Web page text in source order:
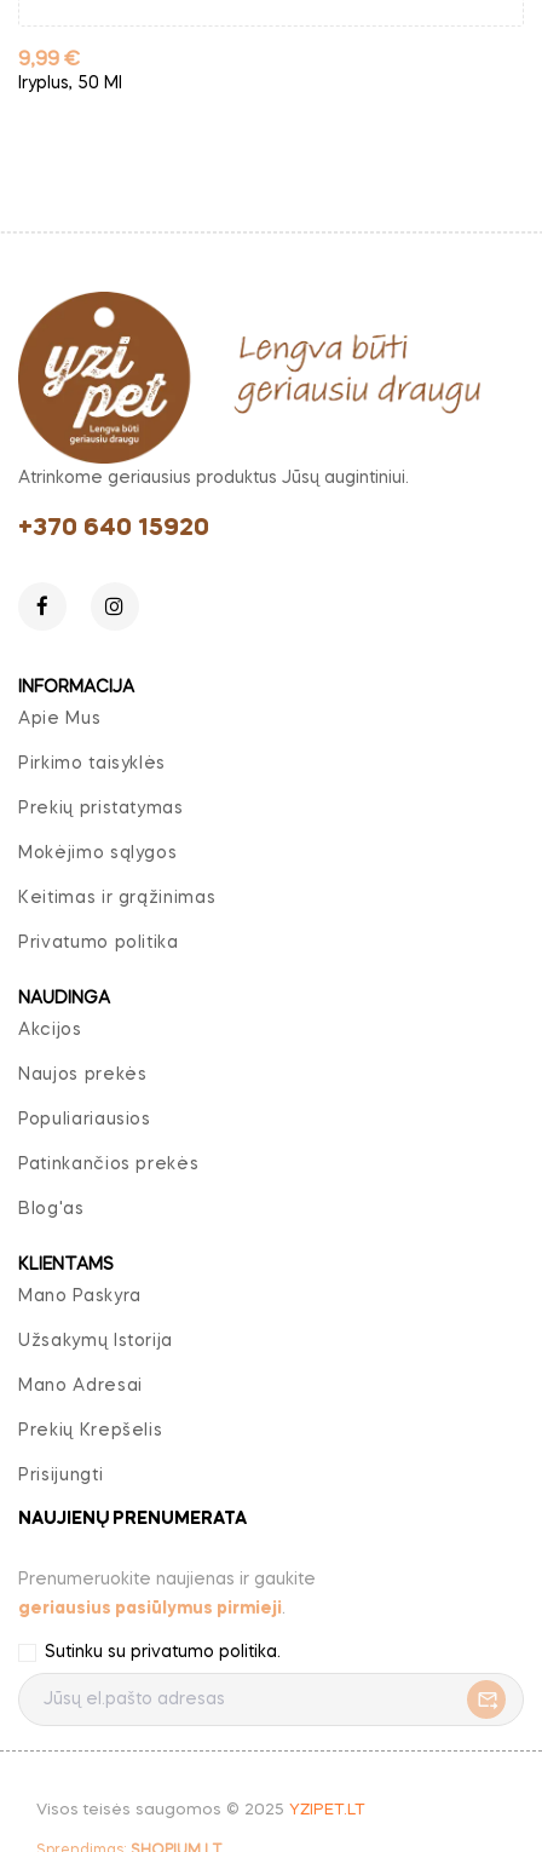
Kaina
9,99 €
Iryplus, 50 Ml
Atrinkome geriausius produktus Jūsų augintiniui.
+370 640 15920
INFORMACIJA
Apie Mus
Pirkimo taisyklės
Prekių pristatymas
Mokėjimo sąlygos
Keitimas ir grąžinimas
Privatumo politika
NAUDINGA
Akcijos
Naujos prekės
Populiariausios
Patinkančios prekės
Blog'as
KLIENTAMS
Mano Paskyra
Užsakymų Istorija
Mano Adresai
Prekių Krepšelis
Prisijungti
NAUJIENŲ PRENUMERATA
Prenumeruokite naujienas ir gaukite
geriausius pasiūlymus pirmieji.
Sutinku su privatumo politika.
Visos teisės saugomos © 2025 YZIPET.LT